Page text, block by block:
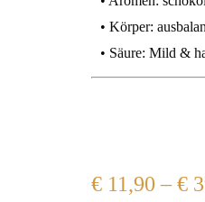
• Körper:
• Säure: Mild &
€11,90 –€